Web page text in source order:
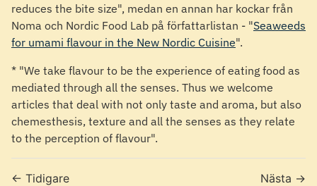
reduces the bite size", medan en annan har kockar från
Noma och Nordic Food Lab på författarlistan - "Seaweeds
for umami flavour in the New Nordic Cuisine".
* "We take flavour to be the experience of eating food as
mediated through all the senses. Thus we welcome
articles that deal with not only taste and aroma, but also
chemesthesis, texture and all the senses as they relate
to the perception of flavour".
← Tidigare Nästa →